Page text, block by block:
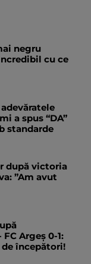
negru
cu ce
a spus “DA”
standarde
după victoria
”Am avut
Argeș 0-1:
începători!